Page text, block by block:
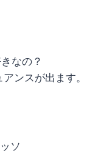
なの？
ンスが出ます。
ソ